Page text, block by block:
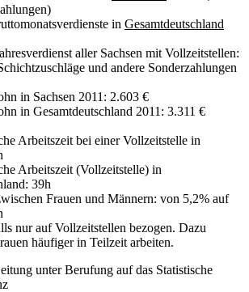
in Gesamtdeutschland
aller Sachsen mit Vollzeitstellen:
und andere Sonderzahlungen
in Sachsen 2011: 2.603 €
in Gesamtdeutschland 2011: 3.311 €
Arbeitszeit bei einer Vollzeitstelle in
Arbeitszeit (Vollzeitstelle) in
39h
Frauen und Männern: von 5,2% auf
nur auf Vollzeitstellen bezogen. Dazu
häufiger in Teilzeit arbeiten.
unter Berufung auf das Statistische